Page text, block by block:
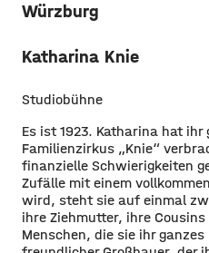
Würzburg
Katharina Knie
Studiobühne
Es ist 1923. Katharina hat
Familienzirkus „Knie“
finanzielle Schwierigkeiten
Zufälle mit einem
wird, steht sie auf einmal
ihre Ziehmutter, ihre
Menschen, die sie ihr